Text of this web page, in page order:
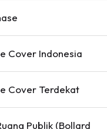
Cover Indonesia
Cover Terdekat